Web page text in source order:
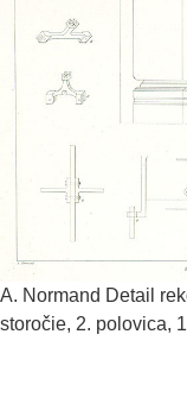
A. Normand Detail
storočie, 2. polovica,